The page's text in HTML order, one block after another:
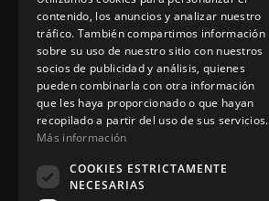
Contacto
Información legal
Aviso legal
contenido, los anuncios y analizar nuestro
tráfico. También compartimos información
sobre su uso de nuestro sitio con nuestros
socios de publicidad y análisis, quienes
pueden combinarla con otra información
que les haya proporcionado o que hayan
recopilado a partir del uso de sus servicios.
Más información
COOKIES ESTRICTAMENTE
NECESARIAS